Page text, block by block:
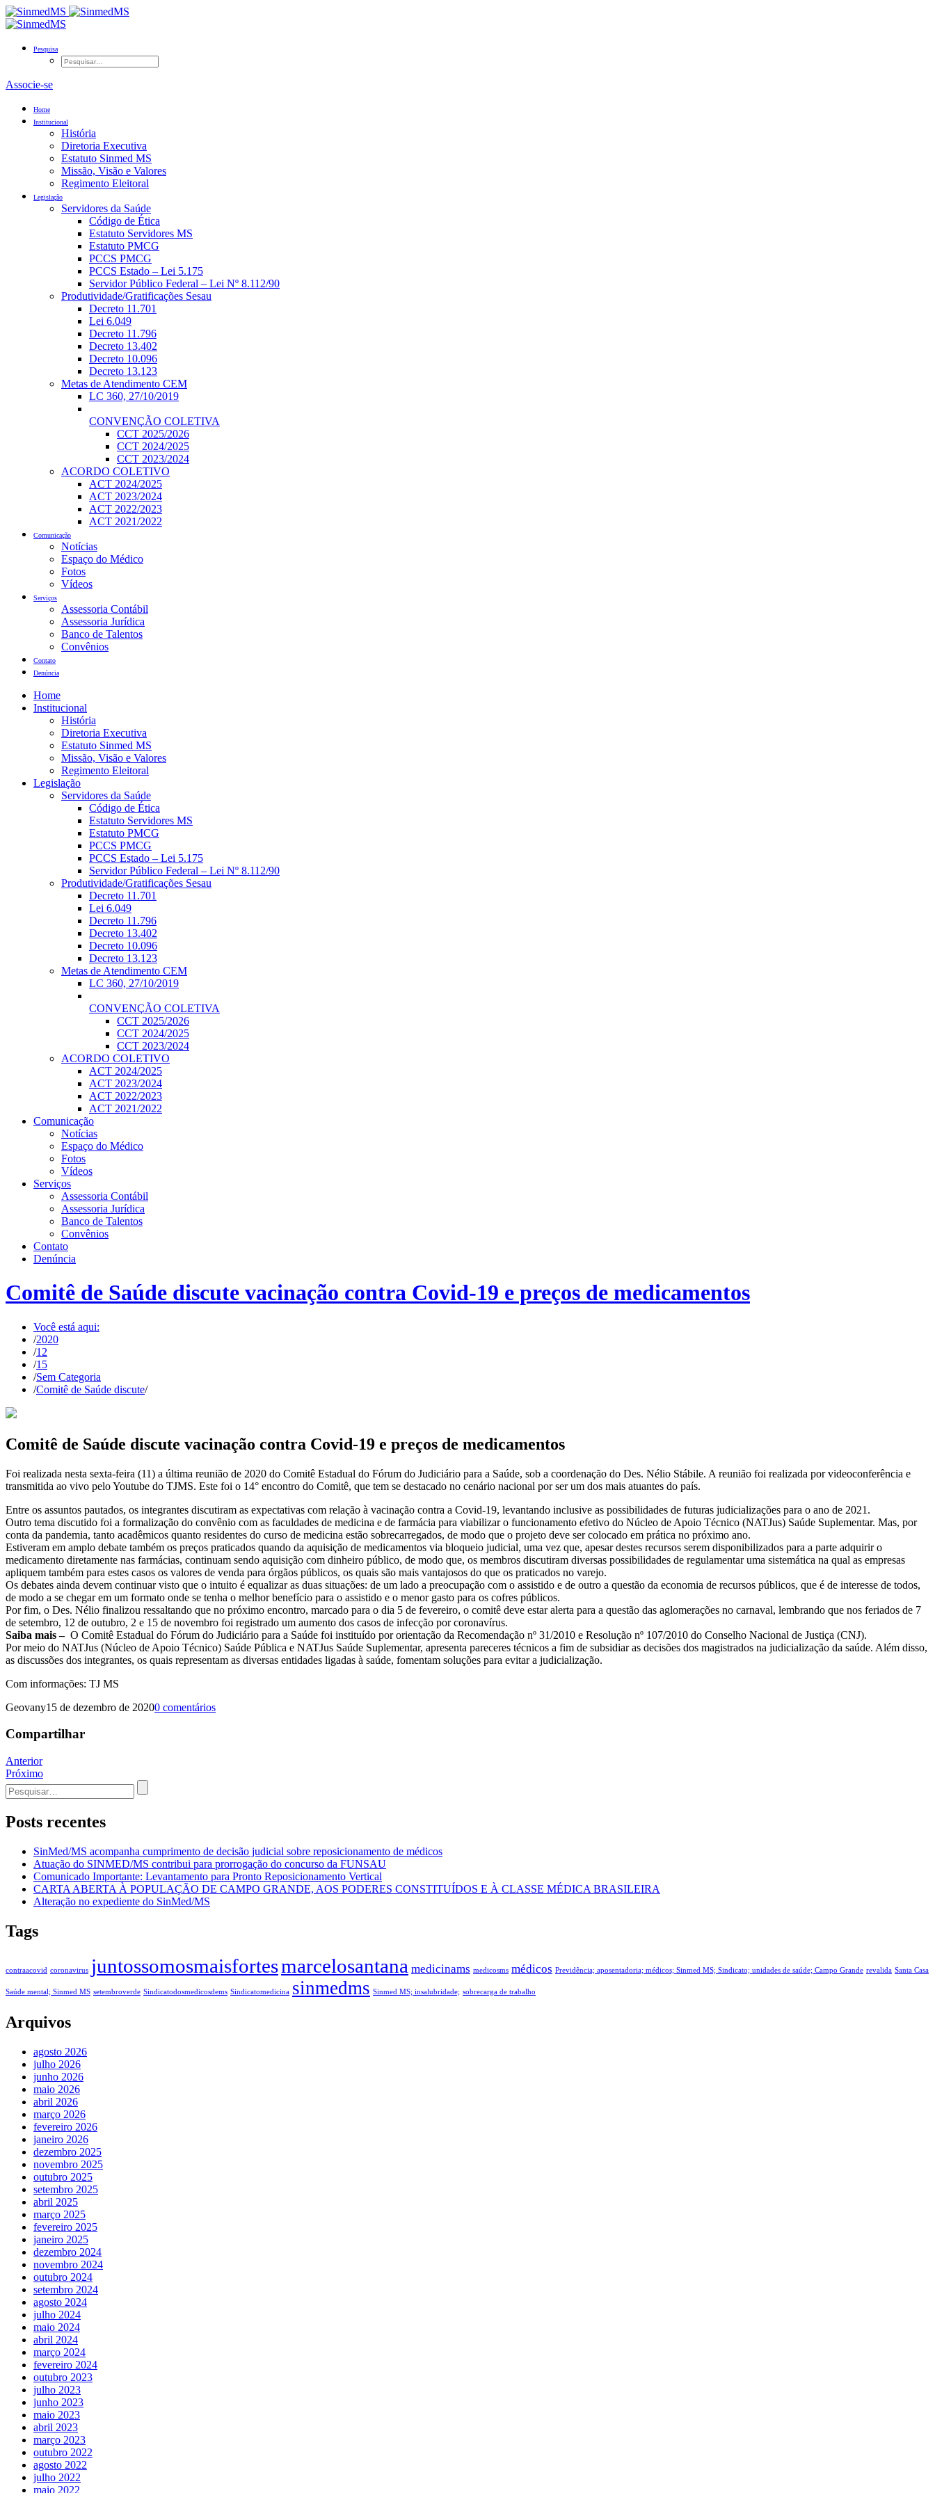
Pesquisa
Associe-se
Home
Institucional
História
Diretoria Executiva
Estatuto Sinmed MS
Missão, Visão e Valores
Regimento Eleitoral
Legislação
Servidores da Saúde
Código de Ética
Estatuto Servidores MS
Estatuto PMCG
PCCS PMCG
PCCS Estado – Lei 5.175
Servidor Público Federal – Lei Nº 8.112/90
Produtividade/Gratificações Sesau
Decreto 11.701
Lei 6.049
Decreto 11.796
Decreto 13.402
Decreto 10.096
Decreto 13.123
Metas de Atendimento CEM
LC 360, 27/10/2019
CONVENÇÃO COLETIVA
CCT 2025/2026
CCT 2024/2025
CCT 2023/2024
ACORDO COLETIVO
ACT 2024/2025
ACT 2023/2024
ACT 2022/2023
ACT 2021/2022
Comunicação
Notícias
Espaço do Médico
Fotos
Vídeos
Serviços
Assessoria Contábil
Assessoria Jurídica
Banco de Talentos
Convênios
Contato
Denúncia
Home
Institucional
História
Diretoria Executiva
Estatuto Sinmed MS
Missão, Visão e Valores
Regimento Eleitoral
Legislação
Servidores da Saúde
Código de Ética
Estatuto Servidores MS
Estatuto PMCG
PCCS PMCG
PCCS Estado – Lei 5.175
Servidor Público Federal – Lei Nº 8.112/90
Produtividade/Gratificações Sesau
Decreto 11.701
Lei 6.049
Decreto 11.796
Decreto 13.402
Decreto 10.096
Decreto 13.123
Metas de Atendimento CEM
LC 360, 27/10/2019
CONVENÇÃO COLETIVA
CCT 2025/2026
CCT 2024/2025
CCT 2023/2024
ACORDO COLETIVO
ACT 2024/2025
ACT 2023/2024
ACT 2022/2023
ACT 2021/2022
Comunicação
Notícias
Espaço do Médico
Fotos
Vídeos
Serviços
Assessoria Contábil
Assessoria Jurídica
Banco de Talentos
Convênios
Contato
Denúncia
Comitê de Saúde discute vacinação contra Covid-19 e preços de medicamentos
Você está aqui:
/2020
/12
/15
/Sem Categoria
/Comitê de Saúde discute/
Comitê de Saúde discute vacinação contra Covid-19 e preços de medicamentos
Foi realizada nesta sexta-feira (11) a última reunião de 2020 do Comitê Estadual do Fórum do Judiciário para a Saúde, sob a coordenação do Des. Nélio Stábile. A reunião foi realizada por videoconferência e
transmitida ao vivo pelo Youtube do TJMS. Este foi o 14° encontro do Comitê, que tem se destacado no cenário nacional por ser um dos mais atuantes do país.
Entre os assuntos pautados, os integrantes discutiram as expectativas com relação à vacinação contra a Covid-19, levantando inclusive as possibilidades de futuras judicializações para o ano de 2021.
Outro tema discutido foi a formalização do convênio com as faculdades de medicina e de farmácia para viabilizar o funcionamento efetivo do Núcleo de Apoio Técnico (NATJus) Saúde Suplementar. Mas, por
conta da pandemia, tanto acadêmicos quanto residentes do curso de medicina estão sobrecarregados, de modo que o projeto deve ser colocado em prática no próximo ano.
Estiveram em amplo debate também os preços praticados quando da aquisição de medicamentos via bloqueio judicial, uma vez que, apesar destes recursos serem disponibilizados para a parte adquirir o
medicamento diretamente nas farmácias, continuam sendo aquisição com dinheiro público, de modo que, os membros discutiram diversas possibilidades de regulamentar uma sistemática na qual as empresas
apliquem também para estes casos os valores de venda para órgãos públicos, os quais são mais vantajosos do que os praticados no varejo.
Os debates ainda devem continuar visto que o intuito é equalizar as duas situações: de um lado a preocupação com o assistido e de outro a questão da economia de recursos públicos, que é de interesse de todos,
de modo a se chegar em um formato onde se tenha o melhor benefício para o assistido e o menor gasto para os cofres públicos.
Por fim, o Des. Nélio finalizou ressaltando que no próximo encontro, marcado para o dia 5 de fevereiro, o comitê deve estar alerta para a questão das aglomerações no carnaval, lembrando que nos feriados de 7
de setembro, 12 de outubro, 2 e 15 de novembro foi registrado um aumento dos casos de infecção por coronavírus.
Saiba mais –O Comitê Estadual do Fórum do Judiciário para a Saúde foi instituído por orientação da Recomendação nº 31/2010 e Resolução nº 107/2010 do Conselho Nacional de Justiça (CNJ).
Por meio do NATJus (Núcleo de Apoio Técnico) Saúde Pública e NATJus Saúde Suplementar, apresenta pareceres técnicos a fim de subsidiar as decisões dos magistrados na judicialização da saúde. Além disso,
as discussões dos integrantes, os quais representam as diversas entidades ligadas à saúde, fomentam soluções para evitar a judicialização.
Com informações: TJ MS
Geovany15 de dezembro de 20200 comentários
Compartilhar
Navegação
de
Post
Anterior
Próximo
Procurar
por:
Posts recentes
SinMed/MS acompanha cumprimento de decisão judicial sobre reposicionamento de médicos
Atuação do SINMED/MS contribui para prorrogação do concurso da FUNSAU
Comunicado Importante: Levantamento para Pronto Reposicionamento Vertical
CARTA ABERTA À POPULAÇÃO DE CAMPO GRANDE, AOS PODERES CONSTITUÍDOS E À CLASSE MÉDICA BRASILEIRA
Alteração no expediente do SinMed/MS
Tags
contraacovid coronavirus juntossomosmaisfortesmarcelosantana medicinams medicosms médicos Previdência; aposentadoria; médicos; Sinmed MS; Sindicato; unidades de saúde; Campo Grande revalida Santa Casa
Saúde mental; Sinmed MS setembroverde Sindicatodosmedicosdems Sindicatomedicina sinmedms Sinmed MS; insalubridade; sobrecarga de trabalho
Arquivos
agosto 2026
julho 2026
junho 2026
maio 2026
abril 2026
março 2026
fevereiro 2026
janeiro 2026
dezembro 2025
novembro 2025
outubro 2025
setembro 2025
abril 2025
março 2025
fevereiro 2025
janeiro 2025
dezembro 2024
novembro 2024
outubro 2024
setembro 2024
agosto 2024
julho 2024
maio 2024
abril 2024
março 2024
fevereiro 2024
outubro 2023
julho 2023
junho 2023
maio 2023
abril 2023
março 2023
outubro 2022
agosto 2022
julho 2022
maio 2022